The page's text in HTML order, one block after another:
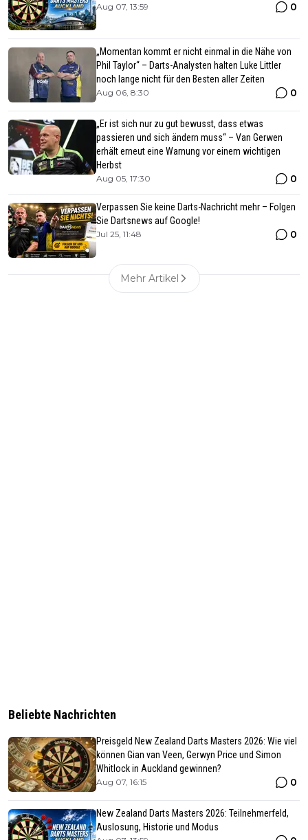
Aug 07, 13:59 0
„Momentan kommt er nicht einmal in die Nähe von
Phil Taylor“ – Darts-Analysten halten Luke Littler
noch lange nicht für den Besten aller Zeiten
Aug 06, 8:30 0
„Er ist sich nur zu gut bewusst, dass etwas
passieren und sich ändern muss“ – Van Gerwen
erhält erneut eine Warnung vor einem wichtigen
Herbst
Aug 05, 17:30 0
Verpassen Sie keine Darts-Nachricht mehr – Folgen
Sie Dartsnews auf Google!
Jul 25, 11:48 0
Mehr Artikel
Beliebte Nachrichten
Preisgeld New Zealand Darts Masters 2026: Wie viel
können Gian van Veen, Gerwyn Price und Simon
Whitlock in Auckland gewinnen?
Aug 07, 16:15 0
New Zealand Darts Masters 2026: Teilnehmerfeld,
Auslosung, Historie und Modus